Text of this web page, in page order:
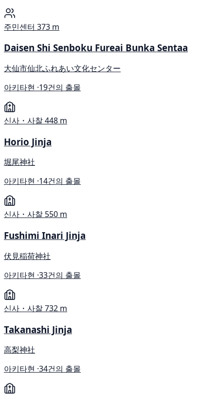
주민센터 373 m
Daisen Shi Senboku Fureai Bunka Sentaa
大仙市仙北ふれあい文化センター
아키타현 ·19건의 출몰
신사・사찰448 m
Horio Jinja
堀尾神社
아키타현 ·14건의 출몰
신사・사찰 550 m
Fushimi Inari Jinja
伏見稲荷神社
아키타현 ·33건의 출몰
신사・사찰732 m
Takanashi Jinja
高梨神社
아키타현 ·34건의 출몰